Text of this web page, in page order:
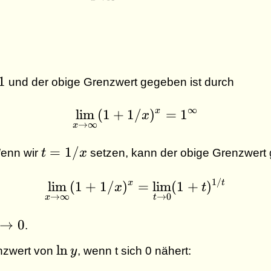
1 und der obige Grenzwert gegeben ist durch
\lim_{x\to \infty} (
x→∞
lim (1 + 1/x)x = 1∞
wir t
1
/
t = 1/x setzen, kann der obige
\lim_{x\to \infty} (
x→∞
lim (1 + 1/x)x =
t→0
lim(1 + t)1/t
→ 0.
von\ln
lny, wenn t sich 0 nähert: